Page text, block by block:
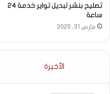
تصليح بنشر تبديل تواير خدمة 24
ساعة
مارس 31, 2025
الأخيرة